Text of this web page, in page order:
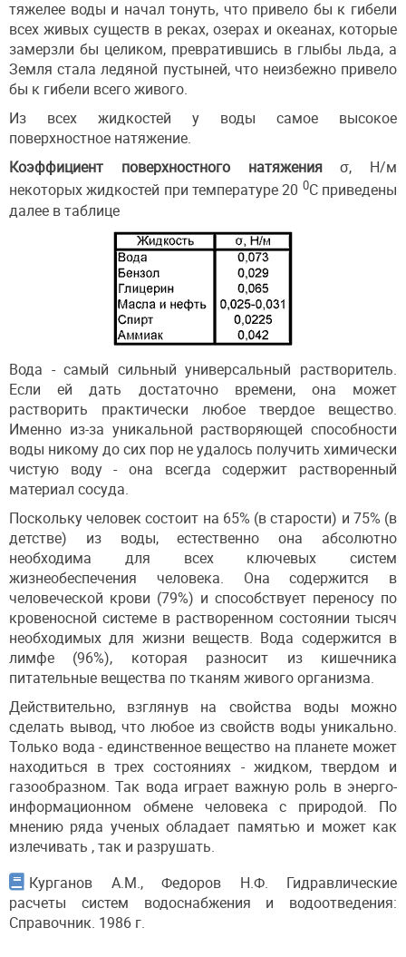
тяжелее воды и начал тонуть, что привело бы к гибели
всех живых существ в реках, озерах и океанах, которые
замерзли бы целиком, превратившись в глыбы льда, а
Земля стала ледяной пустыней, что неизбежно привело
бы к гибели всего живого.
Из всех жидкостей у воды самое высокое
поверхностное натяжение.
Коэффициент поверхностного натяженияσ, H/м
некоторых жидкостей при температуре 20 0С приведены
далее в таблице
Вода - самый сильный универсальный растворитель.
Если ей дать достаточно времени, она может
растворить практически любое твердое вещество.
Именно из-за уникальной растворяющей способности
воды никому до сих пор не удалось получить химически
чистую воду - она всегда содержит растворенный
материал сосуда.
Поскольку человек состоит на 65% (в старости) и 75% (в
детстве) из воды, естественно она абсолютно
необходима для всех ключевых систем
жизнеобеспечения человека. Она содержится в
человеческой крови (79%) и способствует переносу по
кровеносной системе в растворенном состоянии тысяч
необходимых для жизни веществ. Вода содержится в
лимфе (96%), которая разносит из кишечника
питательные вещества по тканям живого организма.
Действительно, взглянув на свойства воды можно
сделать вывод, что любое из свойств воды уникально.
Только вода - единственное вещество на планете может
находиться в трех состояниях - жидком, твердом и
газообразном. Так вода играет важную роль в энерго-
информационном обмене человека с природой. По
мнению ряда ученых обладает памятью и может как
излечивать , так и разрушать.
Курганов А.М., Федоров Н.Ф. Гидравлические
расчеты систем водоснабжения и водоотведения:
Справочник. 1986 г.